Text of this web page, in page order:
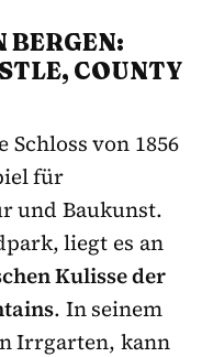
BERGEN:
COUNTY
von 1856
für
und Baukunst.
liegt es an
Kulisse der
. In seinem
Irrgarten, kann